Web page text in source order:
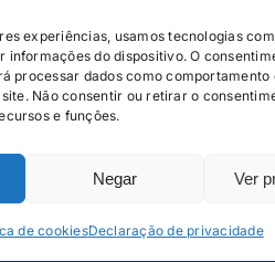
experiências, usamos tecnologias
informações do dispositivo. O
processar dados como comportamento
Não consentir ou retirar o
e funções.
Negar Ver
de cookiesDeclaração de privacidade
DE COOKIES POLÍTICA DE